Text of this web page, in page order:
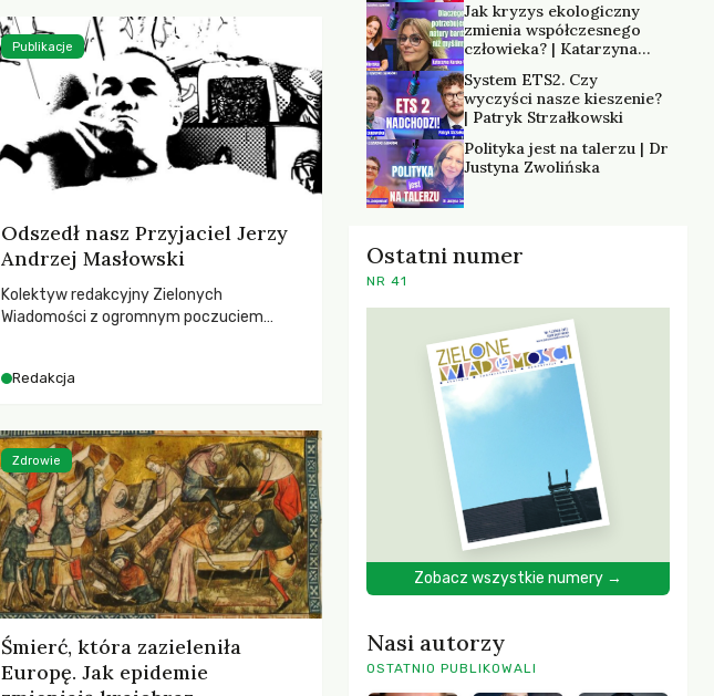
Odszedł nasz Przyjaciel Jerzy
Andrzej Masłowski
Kolektyw redakcyjny Zielonych
Wiadomości z ogromnym poczuciem
kochanego Opiekuna, Mecenasa i Mentora.
Redakcja
Publikacje
Śmierć, która zazieleniła
Europę. Jak epidemie
Zdrowie
Jak kryzys ekologiczny
zmienia współczesnego
człowieka? | Katarzyna
System ETS2. Czy
wyczyści nasze kieszenie?
| Patryk Strzałkowski
Polityka jest na talerzu | Dr
Justyna Zwolińska
Ostatni numer
NR 41
Zobacz wszystkie numery →
Nasi autorzy
OSTATNIO PUBLIKOWALI